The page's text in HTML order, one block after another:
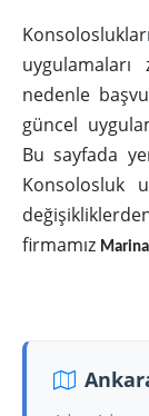
nedenle
güncel
Bu sayfada
Konsolosluk
firmamız